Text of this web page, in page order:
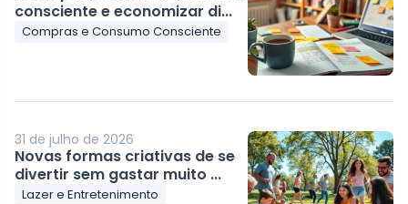
consciente e economizar di...
Compras e Consumo Consciente
31 de julho de 2026
Novas formas criativas de se
divertir sem gastar muito ...
Lazer e Entretenimento